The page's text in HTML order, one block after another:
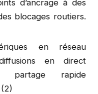
d’ancrage à des
blocages routiers.
en réseau
en direct
partage rapide